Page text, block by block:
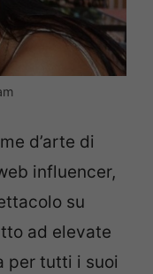
d’arte di
influencer,
su
ad elevate
per tutti i suoi